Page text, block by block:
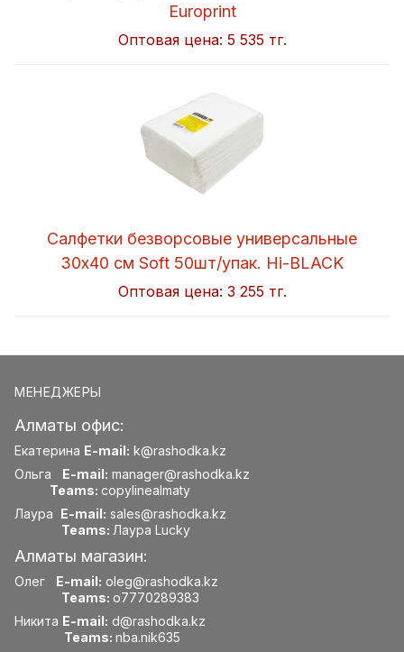
Europrint
Оптовая цена: 5 535 тг.
Салфетки безворсовые универсальные
30x40 см Soft 50шт/упак. Hi-BLACK
Оптовая цена: 3 255 тг.
МЕНЕДЖЕРЫ
Алматы офис:
Екатерина E-mail: k@rashodka.kz
Ольга E-mail: manager@rashodka.kz
Teams: copylinealmaty
Лаура E-mail: sales@rashodka.kz
Teams: Лаура Lucky
Алматы магазин:
Олег E-mail: oleg@rashodka.kz
Teams: o7770289383
Никита E-mail: d@rashodka.kz
Teams: nba.nik635